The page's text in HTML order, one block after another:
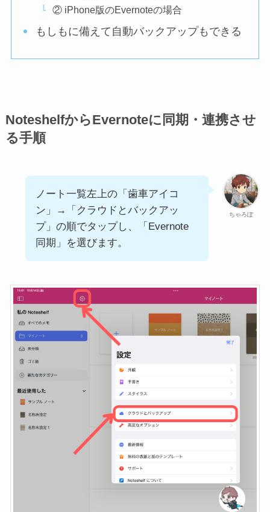
② iPhone版のEvernoteの場合
もしもに備えて自動バックアップもできる
NoteshelfからEvernoteに同期・連携させ
る手順
ちゃろぼ
ノート一覧左上の「歯車アイコ
ン」→「クラウドとバックアッ
プ」の順でタップし、「Evernote
同期」を選びます。